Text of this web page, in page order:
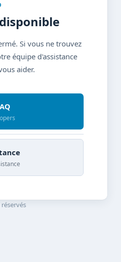
Si vous ne trouvez
équipe d'assistance
aider.